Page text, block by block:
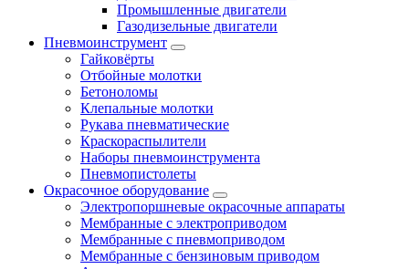
Промышленные двигатели
Газодизельные двигатели
Пневмоинструмент
Гайковёрты
Отбойные молотки
Бетоноломы
Клепальные молотки
Рукава пневматические
Краскораспылители
Наборы пневмоинструмента
Пневмопистолеты
Окрасочное оборудование
Электропоршневые окрасочные аппараты
Мембранные с электроприводом
Мембранные с пневмоприводом
Мембранные с бензиновым приводом